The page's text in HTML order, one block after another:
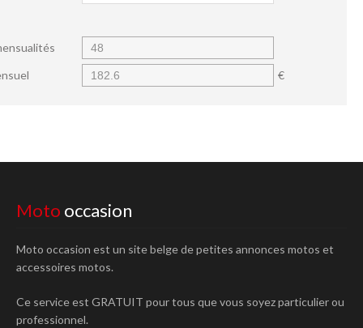
€
Moto occasion
Moto occasion est un site belge de petites annonces motos et
accessoires motos.
Ce service est GRATUIT pour tous que vous soyez particulier ou
professionnel.